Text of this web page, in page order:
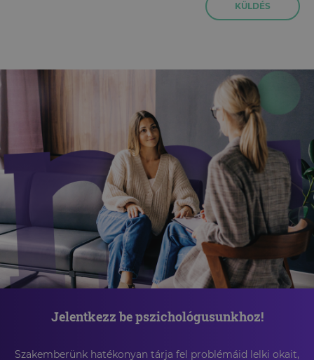
KÜLDÉS
Jelentkezz be pszichológusunkhoz!
Szakemberünk hatékonyan tárja fel problémáid lelki okait,